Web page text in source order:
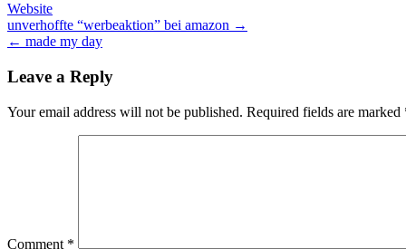
Website
Post
navigation
unverhoffte “werbeaktion” bei amazon →
← made my day
Leave a Reply
Your email address will not be published. Required fields are marked
Comment *